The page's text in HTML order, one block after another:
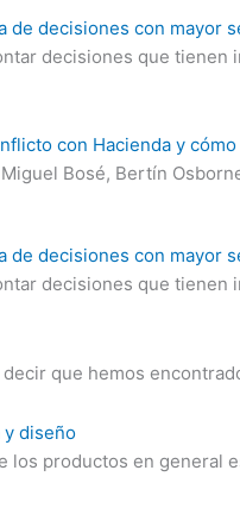
de decisiones con mayor
decisiones que
con Hacienda y
Bosé, Bertín
de decisiones con mayor
decisiones que
que hemos
y diseño
productos en general